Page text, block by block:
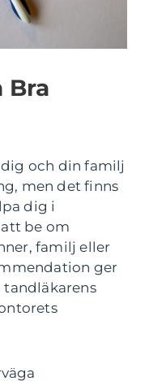
Bra
och din familj
men det finns
dig i
be om
familj eller
ger